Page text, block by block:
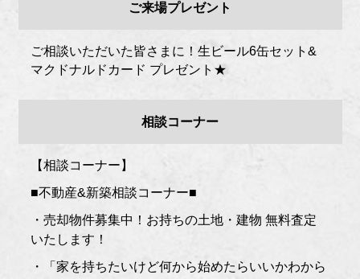
ご来場プレゼント
ご相談いただいた皆さまに！生ビール6缶セット&
マクドナルドカード プレゼント★
相談コーナー
【相談コーナー】
■不動産&新築相談コーナー■
・売却物件募集中！お持ちの土地・建物 無料査定
いたします！
・「家を持ちたいけど何から始めたらいいかわから